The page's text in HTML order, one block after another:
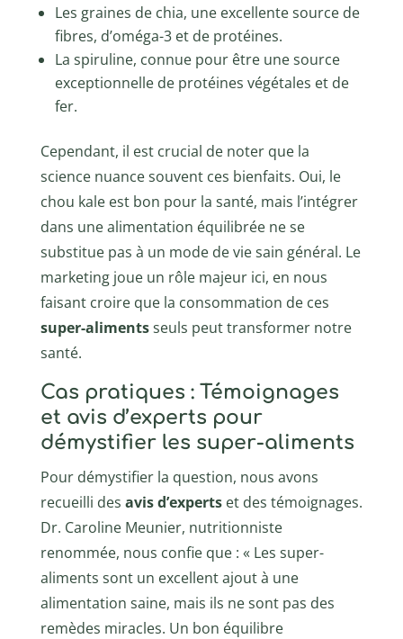
Les graines de chia, une excellente source de
fibres, d’oméga-3 et de protéines.
La spiruline, connue pour être une source
exceptionnelle de protéines végétales et de
fer.
Cependant, il est crucial de noter que la
science nuance souvent ces bienfaits. Oui, le
chou kale est bon pour la santé, mais l’intégrer
dans une alimentation équilibrée ne se
substitue pas à un mode de vie sain général. Le
marketing joue un rôle majeur ici, en nous
faisant croire que la consommation de ces
super-alimentsseuls peut transformer notre
santé.
Cas pratiques : Témoignages
et avis d’experts pour
démystifier les super-aliments
Pour démystifier la question, nous avons
recueilli des avis d’expertset des témoignages.
Dr. Caroline Meunier, nutritionniste
renommée, nous confie que : « Les super-
aliments sont un excellent ajout à une
alimentation saine, mais ils ne sont pas des
remèdes miracles. Un bon équilibre